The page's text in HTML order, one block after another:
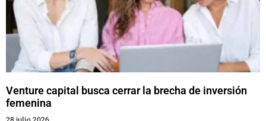
Venture capital busca cerrar la brecha de inversión
femenina
28 julio 2026